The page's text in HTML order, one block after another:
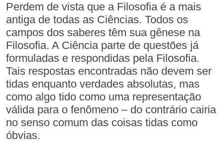
Perdem de vista que a Filosofia é a mais
antiga de todas as Ciências. Todos os
campos dos saberes têm sua gênese na
Filosofia. A Ciência parte de questões já
formuladas e respondidas pela Filosofia.
Tais respostas encontradas não devem ser
tidas enquanto verdades absolutas, mas
como algo tido como uma representação
válida para o fenômeno – do contrário cairia
no senso comum das coisas tidas como
óbvias.